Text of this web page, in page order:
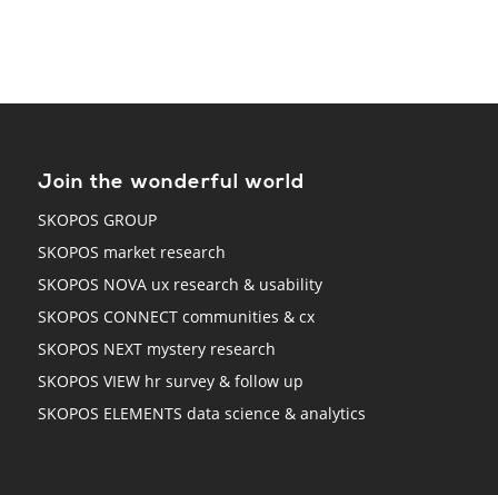
Join the wonderful world
SKOPOS GROUP
SKOPOS market research
SKOPOS NOVA ux research & usability
SKOPOS CONNECT communities & cx
SKOPOS NEXT mystery research
SKOPOS VIEW hr survey & follow up
SKOPOS ELEMENTS data science & analytics